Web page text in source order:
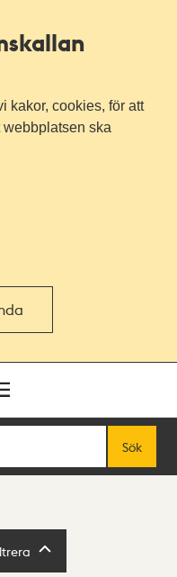
kakor, cookies, för att
ska
Sök